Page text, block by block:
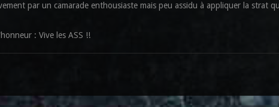
par un camarade enthousiaste mais peu assidu à appliquer la strat
: Vive les ASS !!